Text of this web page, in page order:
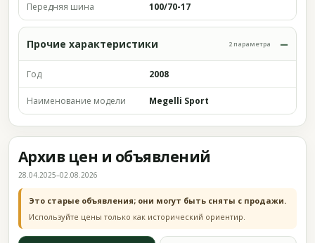
Передняя шина 100/70-17
Прочие характеристики 2 параметра
Год 2008
Наименование модели Megelli Sport
Архив цен и объявлений
28.04.2025–02.08.2026
Это старые объявления; они могут быть сняты с продажи.
Используйте цены только как исторический ориентир.